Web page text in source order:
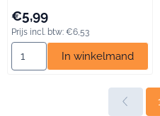
Prijs: 5,99, inclusief btw: 6,53
€5,99
Prijs incl. btw: €6,53
Aantal kiezen voor Aarts
In winkelmand